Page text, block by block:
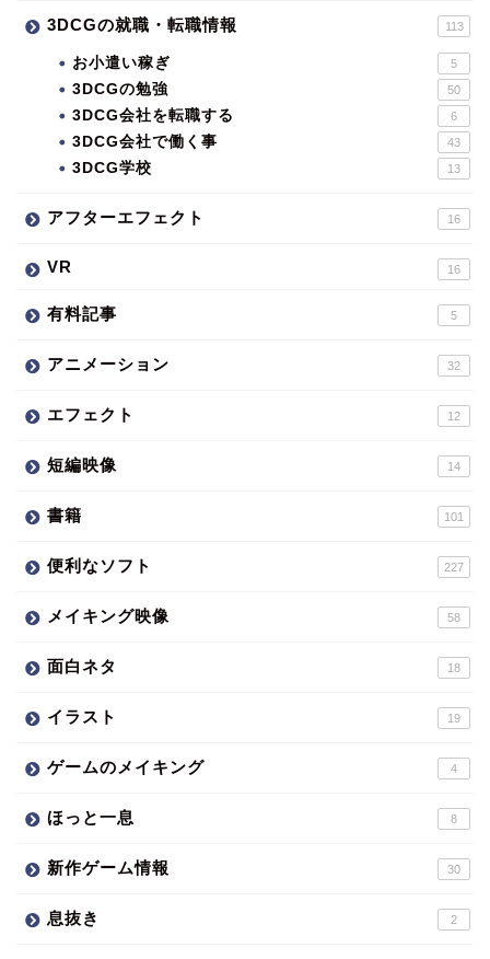
3DCGの就職・転職情報 113
お小遣い稼ぎ 5
3DCGの勉強 50
3DCG会社を転職する 6
3DCG会社で働く事 43
3DCG学校 13
アフターエフェクト 16
VR 16
有料記事 5
アニメーション 32
エフェクト 12
短編映像 14
書籍 101
便利なソフト 227
メイキング映像 58
面白ネタ 18
イラスト 19
ゲームのメイキング 4
ほっと一息 8
新作ゲーム情報 30
息抜き 2